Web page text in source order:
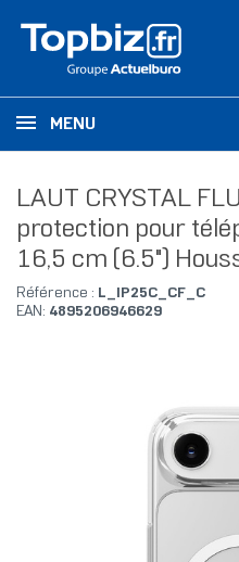
MENU
LAUT CRYSTAL
protection pour
16,5 cm (6.5")
Référence : L_IP25C_CF_C
EAN: 4895206946629